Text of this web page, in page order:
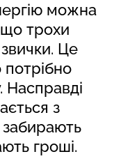
можна
трохи
звички. Це
Насправді
з
забирають
гроші.